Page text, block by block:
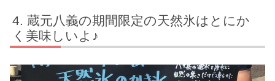
蔵元八義の期間限定の天然氷はとにか
く美味しいよ♪